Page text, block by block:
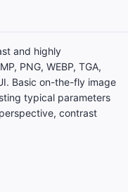
and highly
PNG, WEBP, TGA,
Basic on-the-fly image
typical parameters
contrast